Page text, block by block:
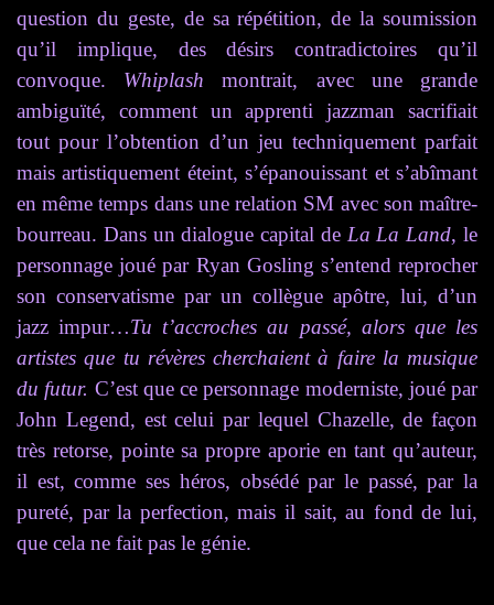
question du geste, de sa répétition, de la soumission
qu’il implique, des désirs contradictoires qu’il
convoque. Whiplash montrait, avec une grande
ambiguïté, comment un apprenti jazzman sacrifiait
tout pour l’obtention d’un jeu techniquement parfait
mais artistiquement éteint, s’épanouissant et s’abîmant
en même temps dans une relation SM avec son maître-
bourreau. Dans un dialogue capital de La La Land, le
personnage joué par Ryan Gosling s’entend reprocher
son conservatisme par un collègue apôtre, lui, d’un
jazz impur…Tu t’accroches au passé, alors que les
artistes que tu révères cherchaient à faire la musique
du futur. C’est que ce personnage moderniste, joué par
John Legend, est celui par lequel Chazelle, de façon
très retorse, pointe sa propre aporie en tant qu’auteur,
il est, comme ses héros, obsédé par le passé, par la
pureté, par la perfection, mais il sait, au fond de lui,
que cela ne fait pas le génie.